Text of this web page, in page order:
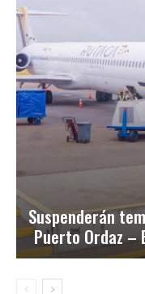
Suspenderán
Puerto Ordaz –